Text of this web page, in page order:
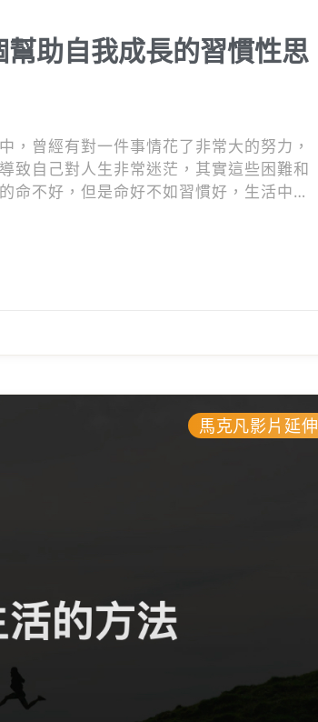
助自我成長的習慣性思
，曾經有對一件事情花了非常大的努力，
致自己對人生非常迷茫，其實這些困難和
命不好，但是命好不如習慣好，生活中是
馬克凡影片延伸